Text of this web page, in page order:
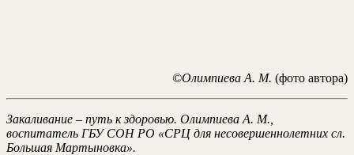
©Олимпиева А. М. (фото автора)
Закаливание – путь к здоровью. Олимпиева А. М.,
воспитатель ГБУ СОН РО «СРЦ для несовершеннолетних сл.
Большая Мартыновка».